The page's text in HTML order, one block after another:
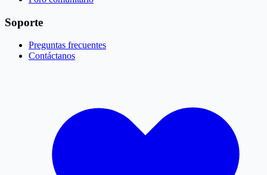
Soporte
Preguntas frecuentes
Contáctanos